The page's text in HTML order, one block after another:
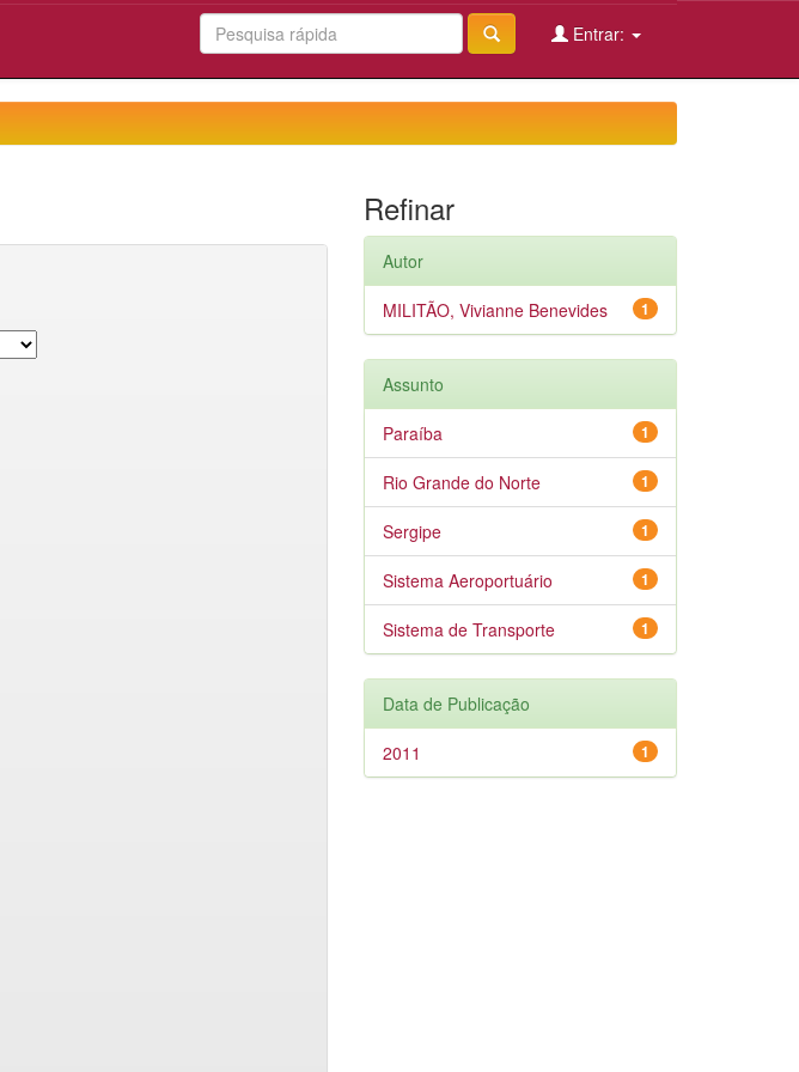
Entrar:
Refinar
Autor
1
MILITÃO, Vivianne Benevides
Assunto
1
Paraíba
1
Rio Grande do Norte
1
Sergipe
1
Sistema Aeroportuário
1
Sistema de Transporte
Data de Publicação
1
2011